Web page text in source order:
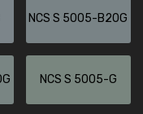
NCS S 5005-B20G
NCS S 5005-G